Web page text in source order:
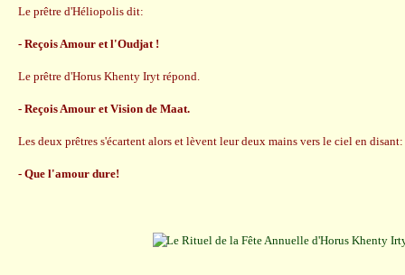
Le prêtre d'Héliopolis dit:
- Reçois Amour et l'Oudjat !
Le prêtre d'Horus Khenty Iryt répond.
- Reçois Amour et Vision de Maat.
Les deux prêtres s'écartent alors et lèvent leur deux mains vers le ciel en disant:
- Que l'amour dure!